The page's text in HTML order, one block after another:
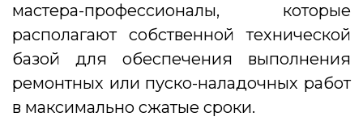
мастера-профессионалы, которые
располагают собственной технической
базой для обеспечения выполнения
ремонтных или пуско-наладочных работ
в максимально сжатые сроки.